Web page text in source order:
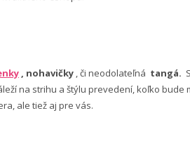
, nohavičky , či neodolateľná tangá.
na strihu a štýlu prevedení, koľko
ale tiež aj pre vás.